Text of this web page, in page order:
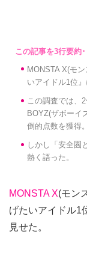
MONSTA X(モ
いアイドル1位
この調査では、
BOYZ(ザボーイ
倒的点数を獲得。
しかし「安全圏
熱く語った。
MONSTA X(モン
げたいアイドル1
見せた。